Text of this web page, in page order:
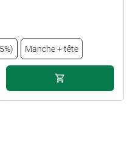
Manche + tête